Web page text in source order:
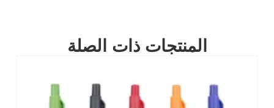
المنتجات ذات الصلة